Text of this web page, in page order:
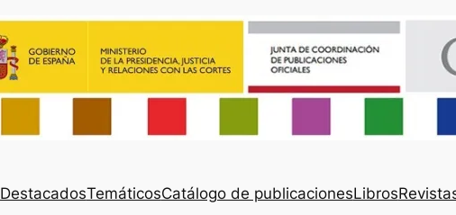
DestacadosTemáticosCatálogo de publicacionesLibros